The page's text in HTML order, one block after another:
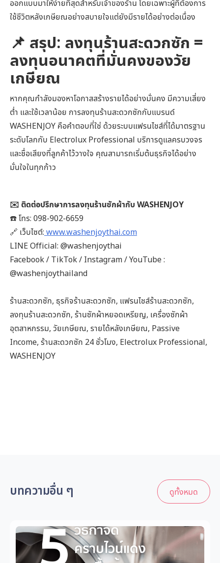
ออกแบบมาให้ง่ายที่สุดสำหรับเจ้าของร้าน โดยเฉพาะผู้ที่ต้องการ
ใช้ชีวิตหลังเกษียณอย่างสบายใจแต่ยังมีรายได้อย่างต่อเนื่อง
📌 สรุป: ลงทุนร้านสะดวกซัก =
ลงทุนอนาคตที่มั่นคงของวัย
เกษียณ
หากคุณกำลังมองหาโอกาสสร้างรายได้อย่างมั่นคง มีความเสี่ยง
ต่ำ และใช้เวลาน้อย การลงทุนร้านสะดวกซักกับแบรนด์
WASHENJOY คือคำตอบที่ใช่ ด้วยระบบแฟรนไชส์ที่ได้มาตรฐาน
ระดับโลกกับ Electrolux Professional บริการดูแลครบวงจร
และชื่อเสียงที่ลูกค้าไว้วางใจ คุณสามารถเริ่มต้นธุรกิจได้อย่าง
มั่นใจในทุกก้าว
✉️ ติดต่อปรึกษาการลงทุนร้านซักผ้ากับ WASHENJOY
☎️ โทร: 098-902-6659
🔗 เว็บไซต์: www.washenjoythai.com
LINE Official: @washenjoythai
Facebook / TikTok / Instagram / YouTube :
@washenjoythailand
ร้านสะดวกซัก, ธุรกิจร้านสะดวกซัก, แฟรนไชส์ร้านสะดวกซัก,
ลงทุนร้านสะดวกซัก, ร้านซักผ้าหยอดเหรียญ, เครื่องซักผ้า
อุตสาหกรรม, วัยเกษียณ, รายได้หลังเกษียณ, Passive
Income, ร้านสะดวกซัก 24 ชั่วโมง, Electrolux Professional,
WASHENJOY
บทความอื่น ๆ ดูทั้งหมด